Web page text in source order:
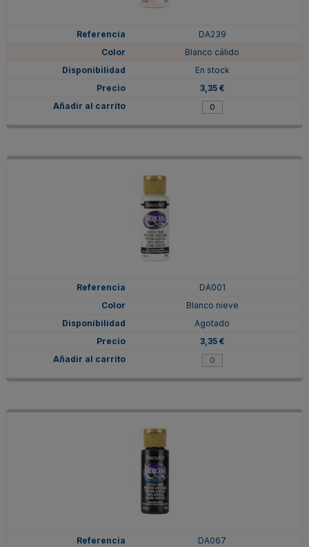
DA239
Blanco cálido
En stock
3,35 €
DA001
Blanco nieve
Agotado
3,35 €
DA067